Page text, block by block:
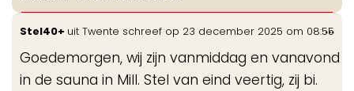
Stel40+ uit Twente schreef op 23 december 2025 om 08:55
Goedemorgen, wij zijn vanmiddag en vanavond
in de sauna in Mill. Stel van eind veertig, zij bi.
...